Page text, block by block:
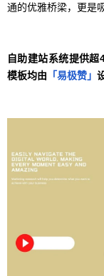
通的优雅桥梁，更是
自助建站系统提供超
模板均由 「易极赞」